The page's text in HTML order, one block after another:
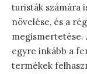
turisták számára
növelése, és a
megismertetése.
egyre inkább a
termékek